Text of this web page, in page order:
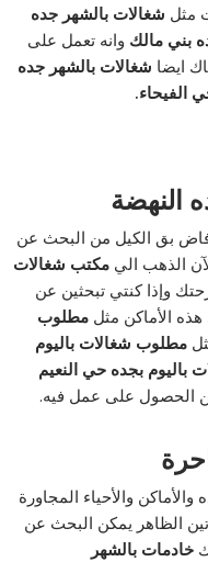
مثل شغالات بالشهر جده
بني مالك وانه تعمل على
ايضا شغالات بالشهر جده
الفيحاء.
النهضة
بق الكيل من البحث عن
الذهب اليمكتب شغالات
وإذا كنتي تبحثين عن
الأماكن مثلمطلوب
مطلوب شغالات باليوم
باليوم بجده حي النعيم
الحصول على عمل فيه.
والأحياء المجاورة
الظاهر يمكن البحث عن
خادمات بالشهر